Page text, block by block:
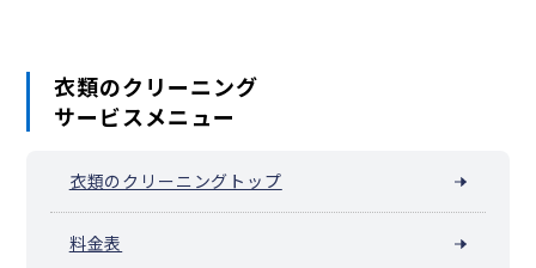
衣類のクリーニング
サービスメニュー
衣類のクリーニングトップ
料金表